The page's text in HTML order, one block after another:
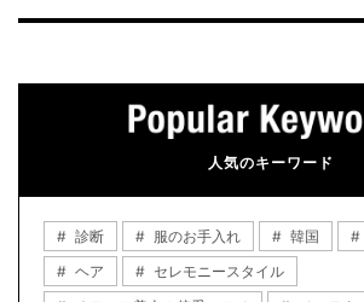
人気のキーワード
診断 服のお手入れ 韓国
ヘア
セレモニースタイル